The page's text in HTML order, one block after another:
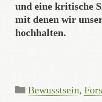
und eine kritische
mit denen wir
hochhalten.
Categories
Bewusstsein,